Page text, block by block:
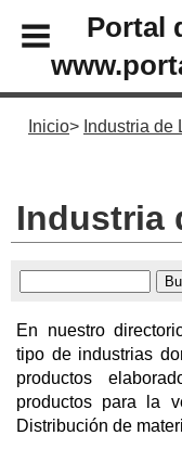
Portal
Inicio Industria de
Industria
En nuestro
tipo de industrias
productos
productos para la
Distribución de